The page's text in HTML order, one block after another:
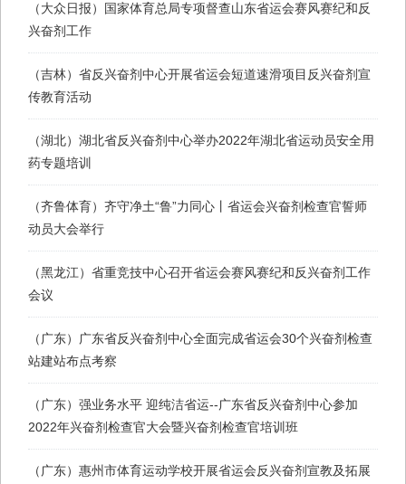
（大众日报）国家体育总局专项督查山东省运会赛风赛纪和反
兴奋剂工作
（吉林）省反兴奋剂中心开展省运会短道速滑项目反兴奋剂宣
传教育活动
（湖北）湖北省反兴奋剂中心举办2022年湖北省运动员安全用
药专题培训
（齐鲁体育）齐守净土“鲁”力同心丨省运会兴奋剂检查官誓师
动员大会举行
（黑龙江）省重竞技中心召开省运会赛风赛纪和反兴奋剂工作
会议
（广东）广东省反兴奋剂中心全面完成省运会30个兴奋剂检查
站建站布点考察
（广东）强业务水平 迎纯洁省运--广东省反兴奋剂中心参加
2022年兴奋剂检查官大会暨兴奋剂检查官培训班
（广东）惠州市体育运动学校开展省运会反兴奋剂宣教及拓展